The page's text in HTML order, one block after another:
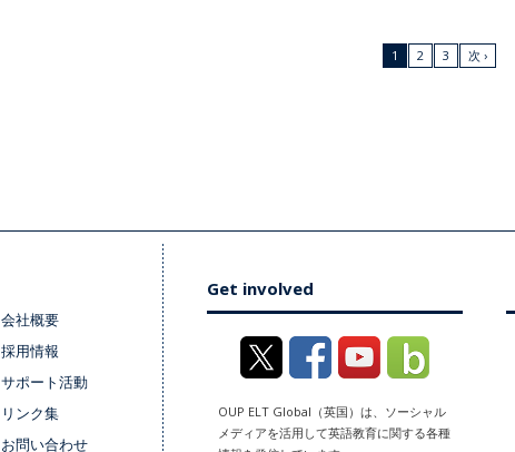
1 2 3 次 ›
会社概要
採用情報
サポート活動
リンク集
お問い合わせ
Get involved
OUP ELT Global（英国）は、ソーシャル
メディアを活用して英語教育に関する各種